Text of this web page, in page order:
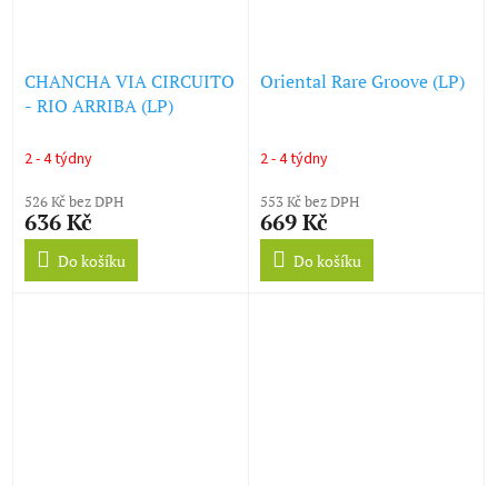
CHANCHA VIA CIRCUITO
- RIO ARRIBA (LP)
2 - 4 týdny
526 Kč bez DPH
636 Kč
Do košíku
Oriental Rare Groove (LP)
2 - 4 týdny
553 Kč bez DPH
669 Kč
Do košíku